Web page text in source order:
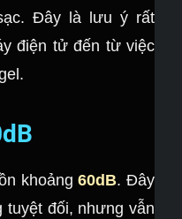
Đây là lưu ý rất
điện tử đến từ việc
khoảng60dB. Đây
tuyệt đối, nhưng vẫn